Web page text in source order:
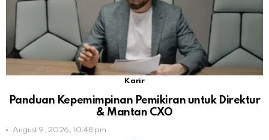
Karir
Panduan Kepemimpinan Pemikiran untuk Direktur
& Mantan CXO
August 9, 2026, 10:48 pm